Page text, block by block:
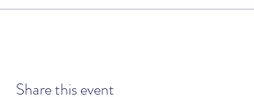
Share this event